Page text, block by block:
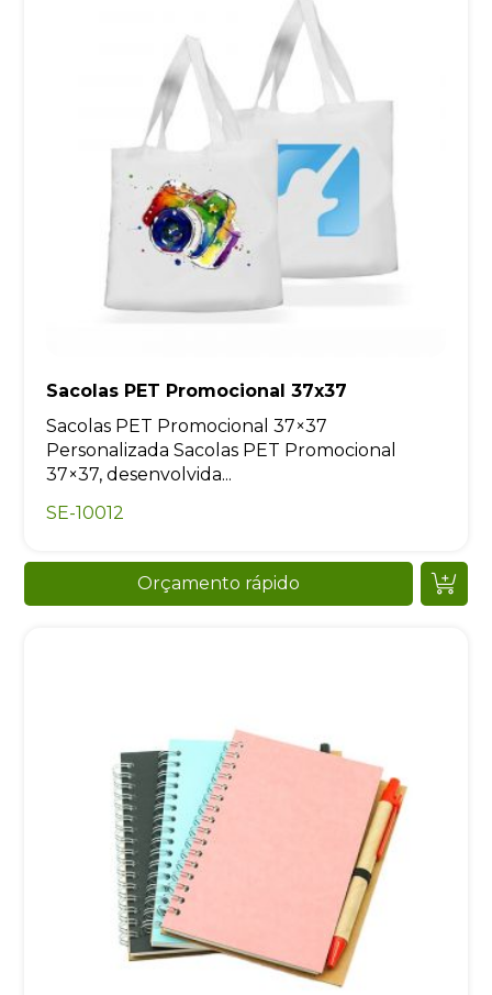
Sacolas PET Promocional 37x37
Sacolas PET Promocional 37×37
Personalizada Sacolas PET Promocional
37×37, desenvolvida...
SE-10012
Orçamento rápido